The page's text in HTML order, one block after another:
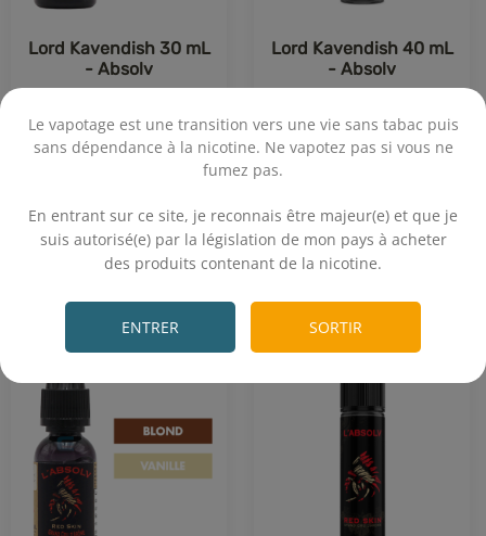
Le vapotage est une transition vers une vie sans tabac puis
sans dépendance à la nicotine. Ne vapotez pas si vous ne
fumez pas.
En entrant sur ce site, je reconnais être majeur(e) et que je
suis autorisé(e) par la législation de mon pays à acheter
des produits contenant de la nicotine.
ENTRER SORTIR
Lord Kavendish 30 mL
- Absolv
17,70€
91 avis
Achat rapide
Lord Kavendish 40 mL
- Absolv
17,50€
19 avis
Achat rapide